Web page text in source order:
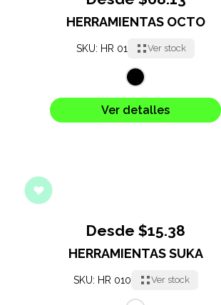
Tecnología
Llaveros
Herramientas
HERRAMIENTAS OCTO
SKU: HR 01 Ver stock
Ver detalles
Desde $15.38
HERRAMIENTAS SUKA
SKU: HR 010 Ver stock